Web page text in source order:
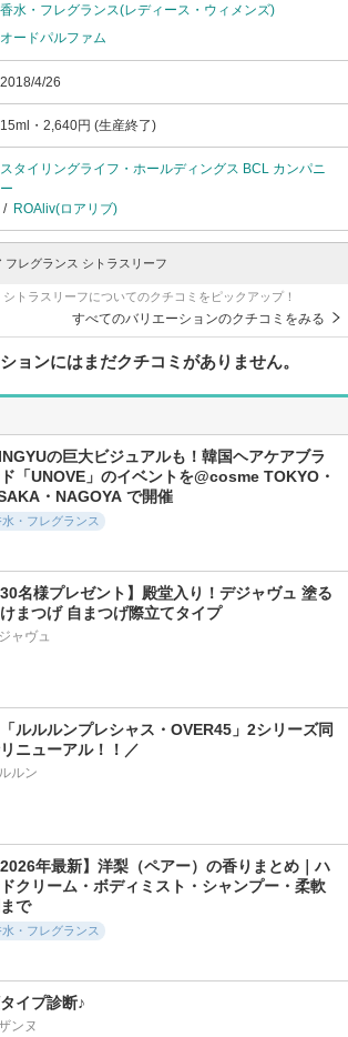
香水・フレグランス(レディース・ウィメンズ)
オードパルファム
2018/4/26
15ml・2,640円 (生産終了)
スタイリングライフ・ホールディングス BCL カンパニ
ー
/ ROAliv(ロアリブ)
フレグランス シトラスリーフ
トラスリーフについてのクチコミをピックアップ！
すべてのバリエーションのクチコミをみる
ョンにはまだクチコミがありません。
の巨大ビジュアルも！韓国ヘアケアブラ
「UNOVE」のイベントを@cosme TOKYO・
・NAGOYA で開催
水・フレグランス
30名様プレゼント】殿堂入り！デジャヴュ 塗る
まつげ 自まつげ際立てタイプ
ャヴュ
ルルルンプレシャス・OVER45」2シリーズ同
ニューアル！！／
ルン
2026年最新】洋梨（ペアー）の香りまとめ｜ハ
クリーム・ボディミスト・シャンプー・柔軟
で
水・フレグランス
イプ診断♪
ンヌ